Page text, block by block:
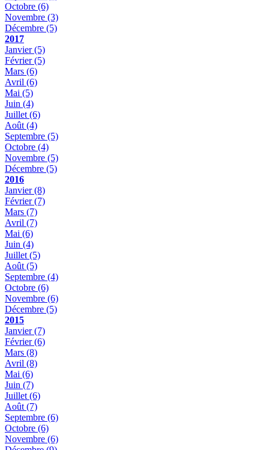
Octobre (6)
Novembre (3)
Décembre (5)
2017
Janvier(5)
Février(5)
Mars (6)
Avril (6)
Mai (5)
Juin (4)
Juillet (6)
Août (4)
Septembre (5)
Octobre (4)
Novembre (5)
Décembre (5)
2016
Janvier(8)
Février(7)
Mars (7)
Avril (7)
Mai (6)
Juin (4)
Juillet (5)
Août (5)
Septembre (4)
Octobre (6)
Novembre (6)
Décembre (5)
2015
Janvier(7)
Février(6)
Mars (8)
Avril (8)
Mai (6)
Juin (7)
Juillet (6)
Août (7)
Septembre (6)
Octobre (6)
Novembre (6)